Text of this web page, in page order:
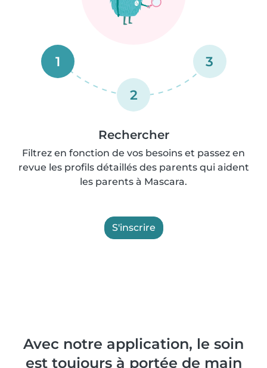
1
2
3
Rechercher
Filtrez en fonction de vos besoins et passez en
revue les profils détaillés des parents qui aident
les parents à Mascara.
S'inscrire
Avec notre application, le soin
est toujours à portée de main